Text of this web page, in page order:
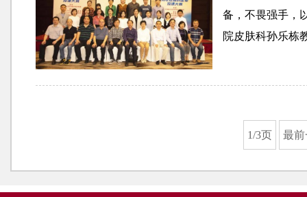
备，不畏强手，
院皮肤科孙乐栋
1/3页 最前